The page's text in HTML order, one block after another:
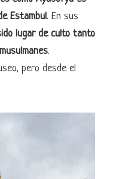
Estambul. En sus
lugar de culto tanto
.
pero desde el